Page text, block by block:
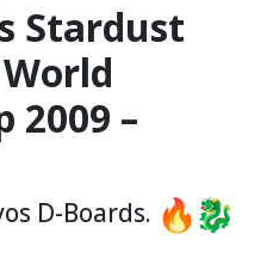
Stardust
2009 –
D-Boards.